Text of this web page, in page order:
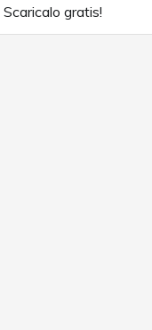
Scaricalo gratis!